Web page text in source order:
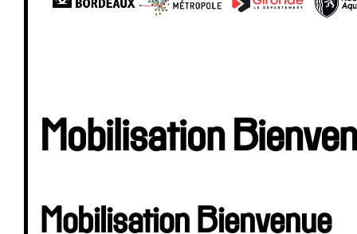
Mobilisation
Mobilisation Bienvenue